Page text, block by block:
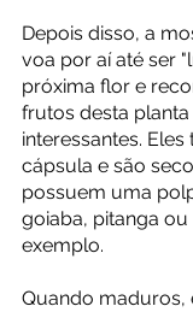
Depois disso, a
voa por aí até ser
próxima flor e
frutos desta
interessantes.
cápsula e são
possuem uma
goiaba, pitanga
exemplo.
Quando maduros,